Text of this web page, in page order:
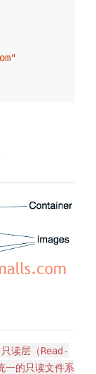
只读层（Read-
一的只读文件系